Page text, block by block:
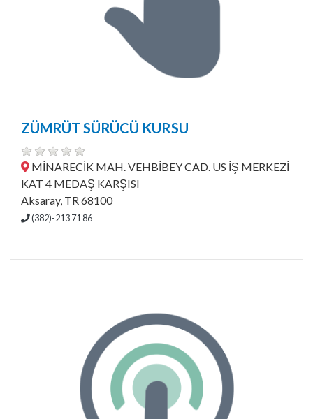
ZÜMRÜT SÜRÜCÜ KURSU
MİNARECİK MAH. VEHBİBEY CAD. US İŞ MERKEZİ
KAT 4 MEDAŞ KARŞISI
Aksaray, TR 68100
(382)-213 71 86